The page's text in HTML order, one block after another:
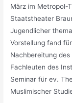
März im Metropol-
Staatstheater
Jugendlicher
Vorstellung fand
Nachbereitung
Fachleuten des
Seminar für ev.
Muslimischer